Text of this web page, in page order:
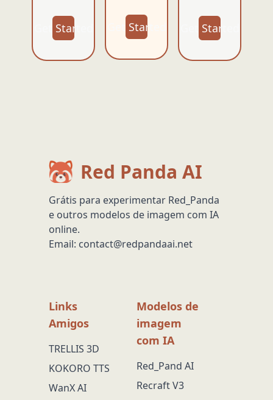
Get Started Get Started Get Started
Red Panda AI
Grátis para experimentar Red_Panda
e outros modelos de imagem com IA
online.
Email: contact@redpandaai.net
Links
Amigos
TRELLIS 3D
KOKORO TTS
WanX AI
Modelos de
imagem
com IA
Red_Pand AI
Recraft V3